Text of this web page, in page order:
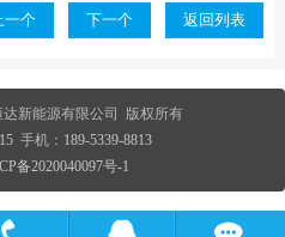
一个 下一个 返回列表
达新能源有限公司 版权所有
手机： 189-5339-8813
备2020040097号-1